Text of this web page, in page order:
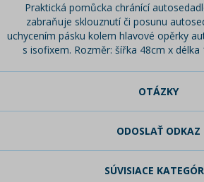
Praktická pomůcka chránící
zabraňuje sklouznutí či posunu
uchycením pásku kolem hlavové opěrky
s isofixem. Rozměr: šířka 48cm x délka
OTÁZKY
ODOSLAŤ ODKAZ
SÚVISIACE